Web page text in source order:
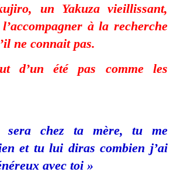
un Yakuza vieillissant,
à la recherche
ne connait pas.
d’un été pas comme les
sera chez ta mère, tu me
et tu lui diras combien j’ai
avec toi »